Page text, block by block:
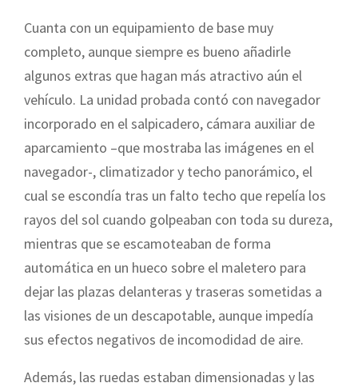
Cuanta con un equipamiento de base muy
completo, aunque siempre es bueno añadirle
algunos extras que hagan más atractivo aún el
vehículo. La unidad probada contó con navegador
incorporado en el salpicadero, cámara auxiliar de
aparcamiento –que mostraba las imágenes en el
navegador-, climatizador y techo panorámico, el
cual se escondía tras un falto techo que repelía los
rayos del sol cuando golpeaban con toda su dureza,
mientras que se escamoteaban de forma
automática en un hueco sobre el maletero para
dejar las plazas delanteras y traseras sometidas a
las visiones de un descapotable, aunque impedía
sus efectos negativos de incomodidad de aire.
Además, las ruedas estaban dimensionadas y las